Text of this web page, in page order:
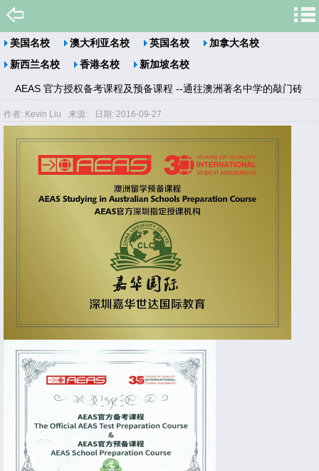
美国名校 澳大利亚名校 英国名校
加拿大名校
新西兰名校
香港名校 新加坡名校
AEAS 官方授权备考课程及预备课程 --通往澳洲著名中学的敲门砖
作者: Kevin Liu 来源: 日期: 2016-09-27